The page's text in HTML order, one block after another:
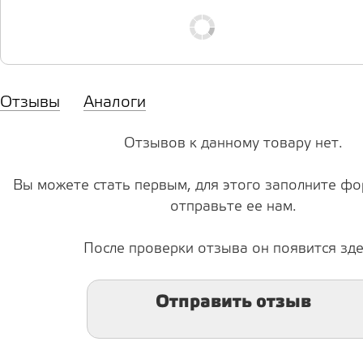
Отзывы Аналоги
Отзывов к данному товару нет.
Вы можете стать первым, для этого заполните
отправьте ее нам.
После проверки отзыва он появится
Отправить отзыв